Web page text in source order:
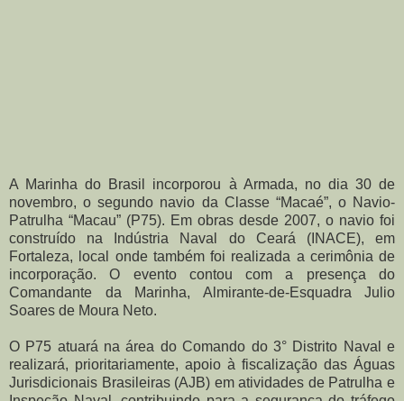
A Marinha do Brasil incorporou à Armada, no dia 30 de
novembro, o segundo navio da Classe “Macaé”, o Navio-
Patrulha “Macau” (P75). Em obras desde 2007, o navio foi
construído na Indústria Naval do Ceará (INACE), em
Fortaleza, local onde também foi realizada a cerimônia de
incorporação. O evento contou com a presença do
Comandante da Marinha, Almirante-de-Esquadra Julio
Soares de Moura Neto.
O P75 atuará na área do Comando do 3° Distrito Naval e
realizará, prioritariamente, apoio à fiscalização das Águas
Jurisdicionais Brasileiras (AJB) em atividades de Patrulha e